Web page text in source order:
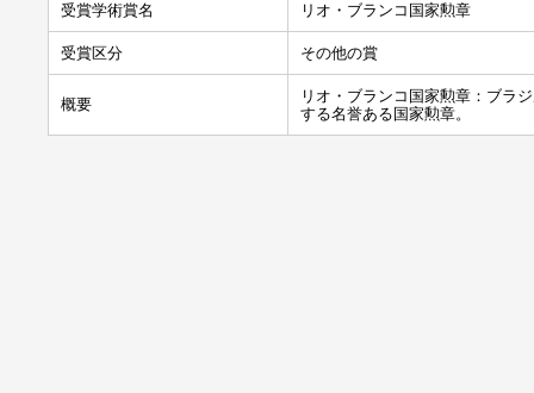
受賞学術賞名 リオ・ブランコ国家勲章
受賞区分 その他の賞
概要
リオ・ブランコ国家勲章：ブラ
する名誉ある国家勲章。